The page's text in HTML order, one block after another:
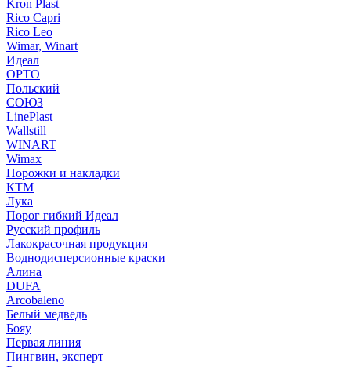
Kron Plast
Rico Capri
Rico Leo
Wimar, Winart
Идеал
ОРТО
Польский
СОЮЗ
LinePlast
Wallstill
WINART
Wimax
Порожки и накладки
КТМ
Лука
Порог гибкий Идеал
Русский профиль
Лакокрасочная продукция
Воднодисперсионные краски
Алина
DUFA
Arcobaleno
Белый медведь
Бояу
Первая линия
Пингвин, эксперт